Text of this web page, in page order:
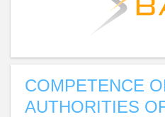
COMPETENCE
AUTHORITIES